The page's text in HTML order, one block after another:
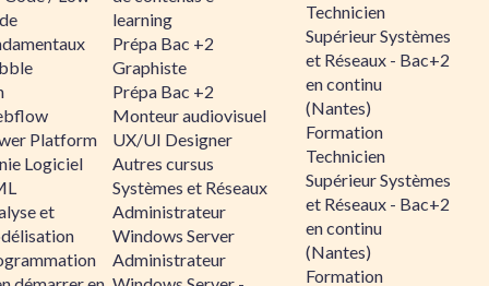
Platform
Logiciel
et
learning
Prépa Bac +2
Graphiste
Prépa Bac +2
Monteur audiovisuel
UX/UI Designer
Autres cursus
Systèmes et Réseaux
Administrateur
Windows Server
Administrateur
Technicien
Supérieur Systèmes
et Réseaux - Bac+2
en continu
(Nantes)
Formation
Technicien
Supérieur Systèmes
et Réseaux - Bac+2
en continu
(Nantes)
Formation